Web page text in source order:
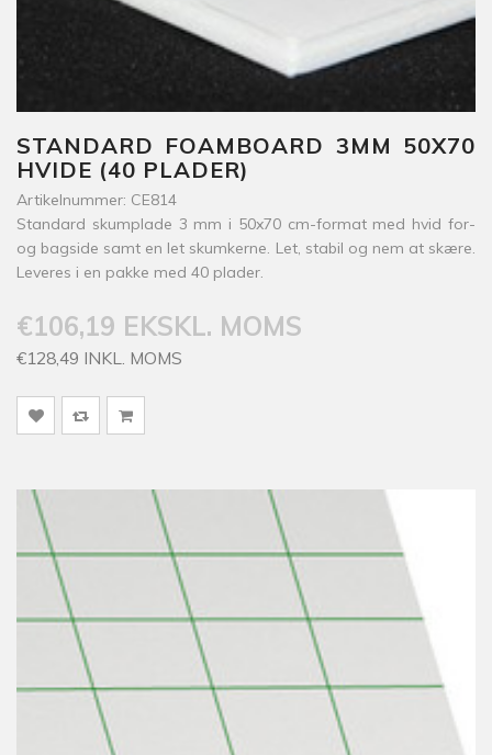
STANDARD FOAMBOARD 3MM 50X70
HVIDE (40 PLADER)
Artikelnummer: CE814
Standard skumplade 3 mm i 50x70 cm-format med hvid for-
og bagside samt en let skumkerne. Let, stabil og nem at skære.
Leveres i en pakke med 40 plader.
€106,19 EKSKL. MOMS
€128,49 INKL. MOMS